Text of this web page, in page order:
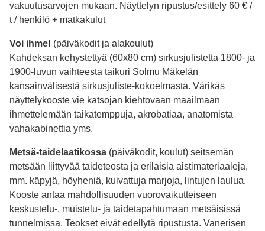
vakuutusarvojen mukaan. Näyttelyn ripustus/esittely 60 € /
t / henkilö + matkakulut
Voi ihme! (päiväkodit ja alakoulut)
Kahdeksan kehystettyä (60x80 cm) sirkusjulistetta 1800- ja
1900-luvun vaihteesta taikuri Solmu Mäkelän
kansainvälisestä sirkusjuliste-kokoelmasta. Värikäs
näyttelykooste vie katsojan kiehtovaan maailmaan
ihmettelemään taikatemppuja, akrobatiaa, anatomista
vahakabinettia yms.
Metsä-taidelaatikossa (päiväkodit, koulut) seitsemän
metsään liittyvää taideteosta ja erilaisia aistimateriaaleja,
mm. käpyjä, höyheniä, kuivattuja marjoja, lintujen laulua.
Kooste antaa mahdollisuuden vuorovaikutteiseen
keskustelu-, muistelu- ja taidetapahtumaan metsäisissä
tunnelmissa. Teokset eivät edellytä ripustusta. Vanerisen